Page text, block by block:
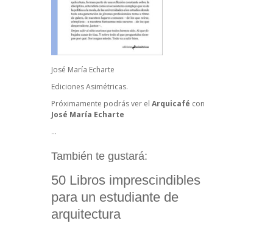
José María Echarte
Ediciones Asimétricas.
Próximamente podrás ver el Arquicafé con
José María Echarte
…
También te gustará:
50 Libros imprescindibles
para un estudiante de
arquitectura